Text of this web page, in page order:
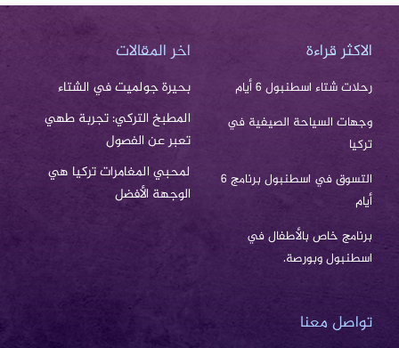
الاكثر قراءة
رحلات شتاء اسطنبول 6 أيام
وجهات السياحة الصيفية في
تركيا
التسوق في اسطنبول برنامج 6
أيام
برنامج خاص بالأطفال في
اسطنبول وبورصة.
اخر المقالات
بحيرة جولميت في الشتاء
المطبخ التركي: تجربة طهي
تعبر عن الفصول
لمحبي المغامرات تركيا هي
الوجهة الأفضل
تواصل معنا